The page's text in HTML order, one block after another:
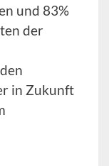
und 83%
der
in Zukunft